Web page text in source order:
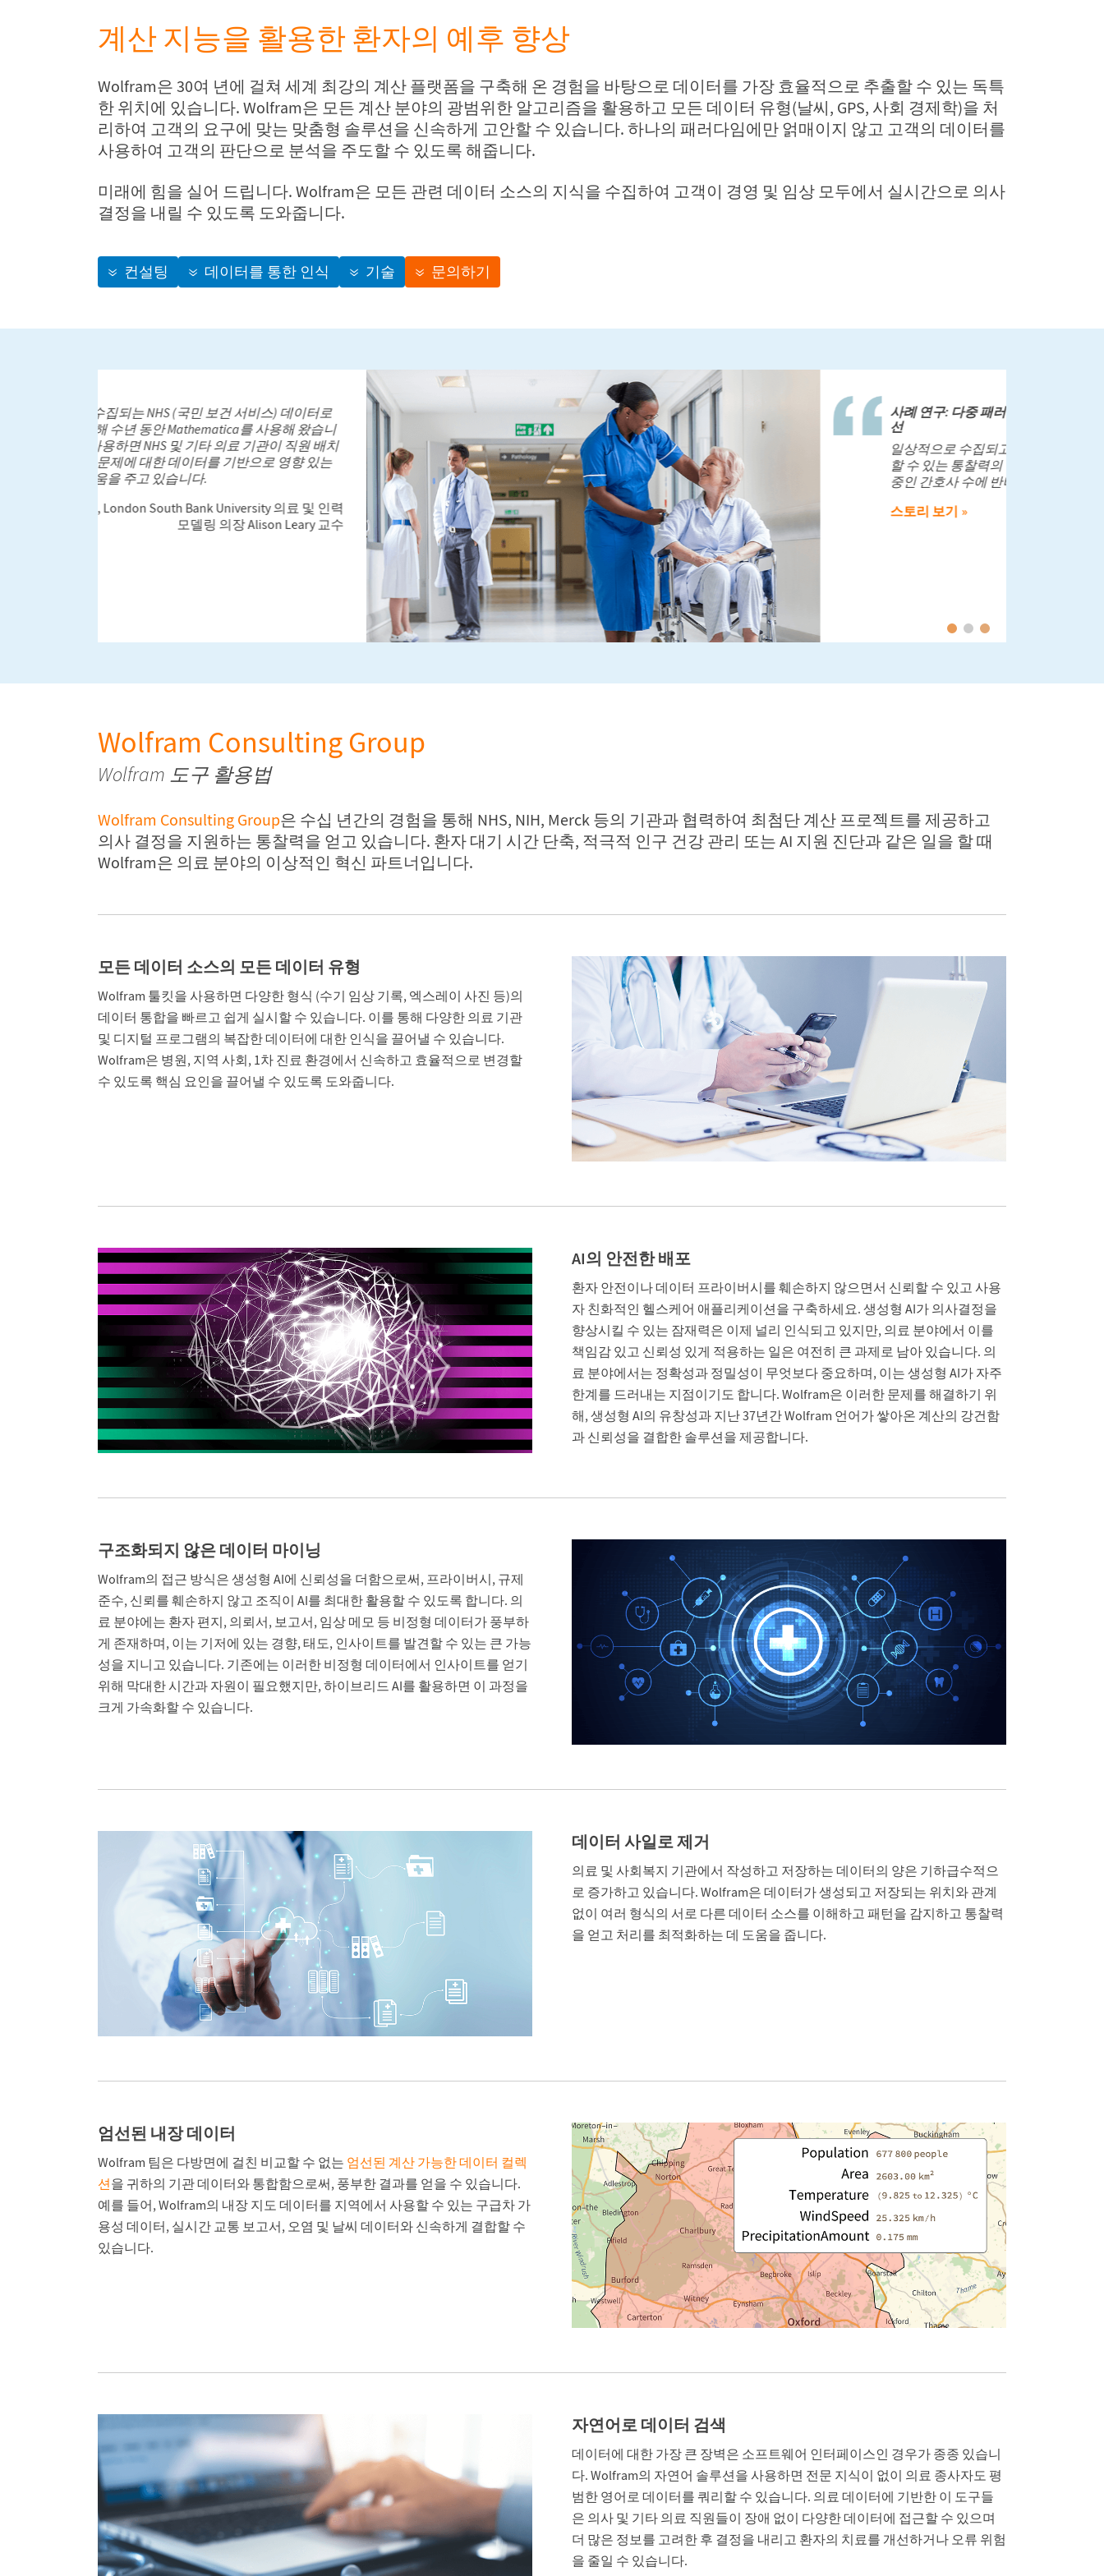
계산 지능을 활용한 환자의 예후 향상
Wolfram은 30여 년에 걸쳐 세계 최강의 계산 플랫폼을 구축해 온 경험을 바탕으로 데이터를 가장 효율적으로 추출할 수 있는 독특
한 위치에 있습니다. Wolfram은 모든 계산 분야의 광범위한 알고리즘을 활용하고 모든 데이터 유형(날씨, GPS, 사회 경제학)을 처
리하여 고객의 요구에 맞는 맞춤형 솔루션을 신속하게 고안할 수 있습니다. 하나의 패러다임에만 얽매이지 않고 고객의 데이터를
사용하여 고객의 판단으로 분석을 주도할 수 있도록 해줍니다.
미래에 힘을 실어 드립니다. Wolfram은 모든 관련 데이터 소스의 지식을 수집하여 고객이 경영 및 임상 모두에서 실시간으로 의사
결정을 내릴 수 있도록 도와줍니다.
컨설팅 데이터를 통한 인식 기술 문의하기
우리는 정기적으로 수집되는 NHS (국민 보건 서비스) 데이터로
부터 지식을 얻기 위해 수년 동안 Mathematica를 사용해 왔습니
다. Mathematica를 사용하면 NHS 및 기타 의료 기관이 직원 배치
및 환자 안전과 같은 문제에 대한 데이터를 기반으로 영향 있는
결정을 내리는 데 도움을 주고 있습니다.
- MBE PhD RN FRCN, London South Bank University 의료 및 인력
모델링 의장 Alison Leary 교수
Wolfram Consulting Group
Wolfram 도구 활용법
Wolfram Consulting Group은 수십 년간의 경험을 통해 NHS, NIH, Merck 등의 기관과 협력하여 최첨단 계산 프로젝트를 제공하고
의사 결정을 지원하는 통찰력을 얻고 있습니다. 환자 대기 시간 단축, 적극적 인구 건강 관리 또는 AI 지원 진단과 같은 일을 할 때
Wolfram은 의료 분야의 이상적인 혁신 파트너입니다.
모든 데이터 소스의 모든 데이터 유형
Wolfram 툴킷을 사용하면 다양한 형식 (수기 임상 기록, 엑스레이 사진 등)의
데이터 통합을 빠르고 쉽게 실시할 수 있습니다. 이를 통해 다양한 의료 기관
및 디지털 프로그램의 복잡한 데이터에 대한 인식을 끌어낼 수 있습니다.
Wolfram은 병원, 지역 사회, 1차 진료 환경에서 신속하고 효율적으로 변경할
수 있도록 핵심 요인을 끌어낼 수 있도록 도와줍니다.
AI의 안전한 배포
환자 안전이나 데이터 프라이버시를 훼손하지 않으면서 신뢰할 수 있고 사용
자 친화적인 헬스케어 애플리케이션을 구축하세요. 생성형 AI가 의사결정을
향상시킬 수 있는 잠재력은 이제 널리 인식되고 있지만, 의료 분야에서 이를
책임감 있고 신뢰성 있게 적용하는 일은 여전히 큰 과제로 남아 있습니다. 의
료 분야에서는 정확성과 정밀성이 무엇보다 중요하며, 이는 생성형 AI가 자주
한계를 드러내는 지점이기도 합니다. Wolfram은 이러한 문제를 해결하기 위
해, 생성형 AI의 유창성과 지난 37년간 Wolfram 언어가 쌓아온 계산의 강건함
과 신뢰성을 결합한 솔루션을 제공합니다.
구조화되지 않은 데이터 마이닝
Wolfram의 접근 방식은 생성형 AI에 신뢰성을 더함으로써, 프라이버시, 규제
준수, 신뢰를 훼손하지 않고 조직이 AI를 최대한 활용할 수 있도록 합니다. 의
료 분야에는 환자 편지, 의뢰서, 보고서, 임상 메모 등 비정형 데이터가 풍부하
게 존재하며, 이는 기저에 있는 경향, 태도, 인사이트를 발견할 수 있는 큰 가능
성을 지니고 있습니다. 기존에는 이러한 비정형 데이터에서 인사이트를 얻기
위해 막대한 시간과 자원이 필요했지만, 하이브리드 AI를 활용하면 이 과정을
크게 가속화할 수 있습니다.
데이터 사일로 제거
의료 및 사회복지 기관에서 작성하고 저장하는 데이터의 양은 기하급수적으
로 증가하고 있습니다. Wolfram은 데이터가 생성되고 저장되는 위치와 관계
없이 여러 형식의 서로 다른 데이터 소스를 이해하고 패턴을 감지하고 통찰력
을 얻고 처리를 최적화하는 데 도움을 줍니다.
엄선된 내장 데이터
Wolfram 팀은 다방면에 걸친 비교할 수 없는 엄선된 계산 가능한 데이터 컬렉
션을 귀하의 기관 데이터와 통합함으로써, 풍부한 결과를 얻을 수 있습니다.
예를 들어, Wolfram의 내장 지도 데이터를 지역에서 사용할 수 있는 구급차 가
용성 데이터, 실시간 교통 보고서, 오염 및 날씨 데이터와 신속하게 결합할 수
있습니다.
자연어로 데이터 검색
데이터에 대한 가장 큰 장벽은 소프트웨어 인터페이스인 경우가 종종 있습니
다. Wolfram의 자연어 솔루션을 사용하면 전문 지식이 없이 의료 종사자도 평
범한 영어로 데이터를 쿼리할 수 있습니다. 의료 데이터에 기반한 이 도구들
은 의사 및 기타 의료 직원들이 장애 없이 다양한 데이터에 접근할 수 있으며
더 많은 정보를 고려한 후 결정을 내리고 환자의 치료를 개선하거나 오류 위험
을 줄일 수 있습니다.